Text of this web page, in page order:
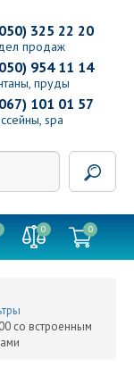
продаж
325 22 20
пруды
954 11 14
spa
101 01 57
0 0
со встроенным